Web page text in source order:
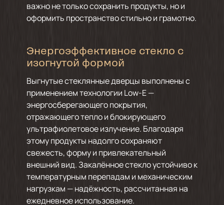
важно не только сохранить продукты, но и
оформить пространство стильно и грамотно.
Энергоэффективное стекло с
изогнутой формой
Выгнутые стеклянные дверцы выполнены с
применением технологии Low-E —
энергосберегающего покрытия,
отражающего тепло и блокирующего
ультрафиолетовое излучение. Благодаря
этому продукты надолго сохраняют
свежесть, форму и привлекательный
внешний вид. Закалённое стекло устойчиво к
температурным перепадам и механическим
нагрузкам — надёжность, рассчитанная на
ежедневное использование.